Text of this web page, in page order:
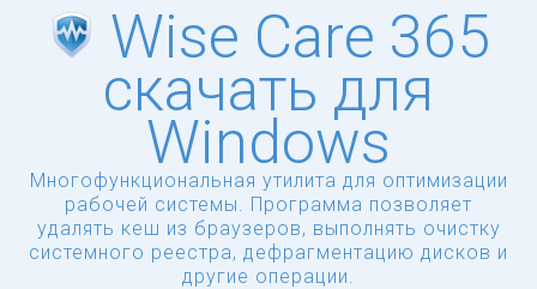
Wise Care 365
скачать для
Windows
Многофункциональная утилита для оптимизации
рабочей системы. Программа позволяет
удалять кеш из браузеров, выполнять очистку
системного реестра, дефрагментацию дисков и
другие операции.